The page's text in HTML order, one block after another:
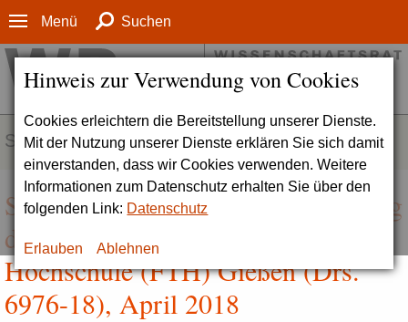
Hinweis zur Verwendung von Cookies
Cookies erleichtern die Bereitstellung unserer Dienste.
Mit der Nutzung unserer Dienste erklären Sie sich damit
einverstanden, dass wir Cookies verwenden. Weitere
Informationen zum Datenschutz erhalten Sie über den
folgenden Link: Datenschutz
Erlauben Ablehnen
Menü Suchen
SERVICE
Stellungnahme zur Reakkreditierung
der Freien Theologischen
Hochschule (FTH) Gießen (Drs.
6976-18), April 2018